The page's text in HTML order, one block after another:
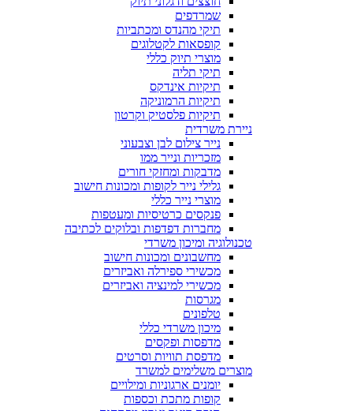
שמרדפים
תיקי מהנדס ומכתביות
קופסאות לקטלוגים
מוצרי תיוק כללי
תיקי תליה
תיקיות אינדקס
תיקיות הרמוניקה
תיקיות פלסטיק וקרטון
ניירת משרדית
נייר צילום לבן וצבעוני
מזכריות ונייר ממו
מדבקות ומחזקי חורים
גלילי נייר לקופות ומכונות חישוב
מוצרי נייר כללי
פנקסים כרטיסיות ומעטפות
מחברות דפדפות ובלוקים לכתיבה
טכנולוגיה ומיכון משרדי
מחשבונים ומכונות חישוב
מכשירי ספירלה ואביזרים
מכשירי למינציה ואביזרים
מגרסות
טלפונים
מיכון משרדי כללי
מדפסות ופקסים
מדפסת תוויות וסרטים
מוצרים משלימים למשרד
יומנים ארגוניות ומילויים
קופות מתכת וכספות